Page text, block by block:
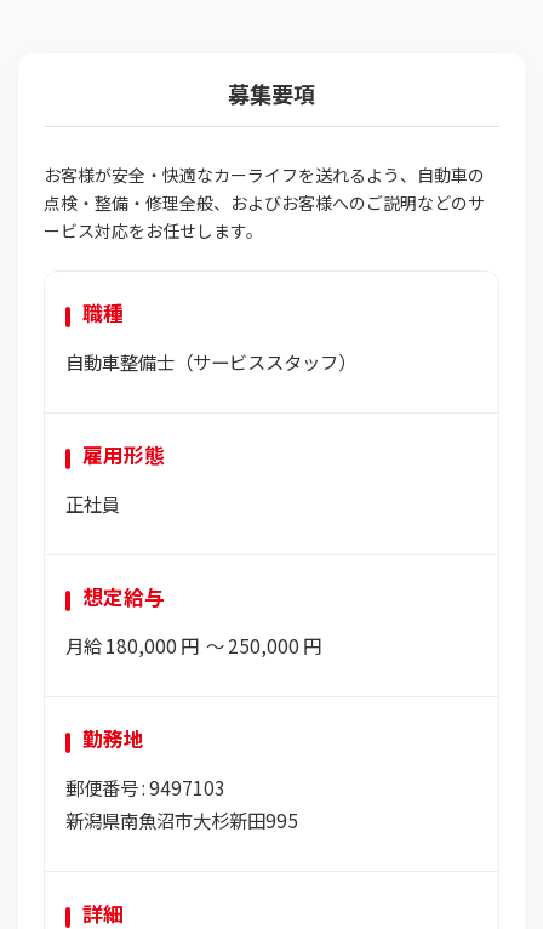
募集要項
お客様が安全・快適なカーライフを送れるよう、自動車の
点検・整備・修理全般、およびお客様へのご説明などのサ
ービス対応をお任せします。
職種
自動車整備士（サービススタッフ）
雇用形態
正社員
想定給与
月給180,000 円 〜250,000 円
勤務地
郵便番号 : 9497103
新潟県南魚沼市大杉新田995
詳細